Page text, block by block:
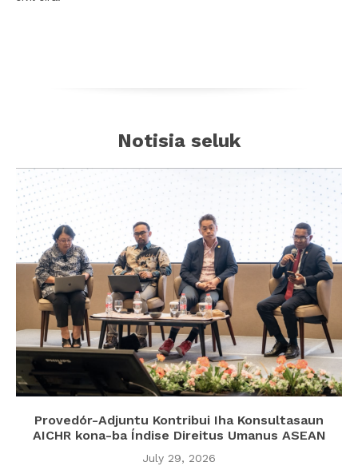
Notisia seluk
Provedór-Adjuntu Kontribui Iha Konsultasaun
AICHR kona-ba Índise Direitus Umanus ASEAN
July 29, 2026